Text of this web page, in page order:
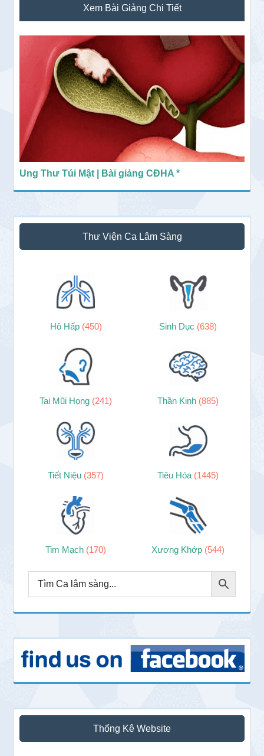
chính
Xem Bài Giảng Chi Tiết
Ung Thư Túi Mật | Bài giảng CĐHA *
Thư Viện Ca Lâm Sàng
Hô Hấp (450) Sinh Dục (638)
Tai Mũi Họng (241) Thần Kinh (885)
Tiết Niệu (357) Tiêu Hóa (1445)
Tim Mạch (170) Xương Khớp (544)
Thống Kê Website